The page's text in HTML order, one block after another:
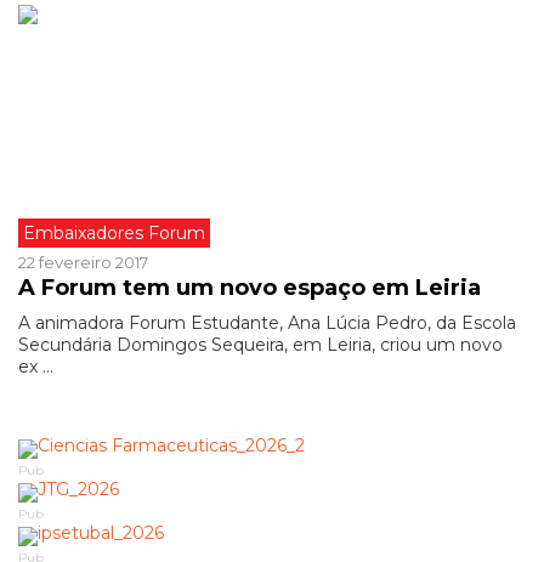
Embaixadores Forum
22 fevereiro 2017
A Forum tem um novo espaço em Leiria
A animadora Forum Estudante, Ana Lúcia Pedro, da Escola
Secundária Domingos Sequeira, em Leiria, criou um novo
ex ...
Pub
Pub
Pub